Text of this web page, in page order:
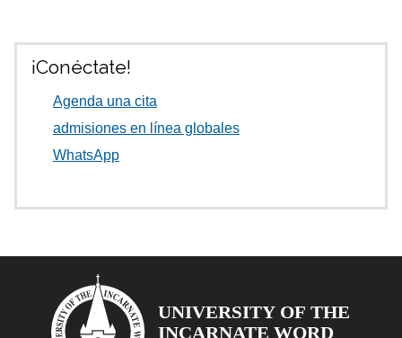
¡Conéctate!
Agenda una cita
admisiones en línea globales
WhatsApp